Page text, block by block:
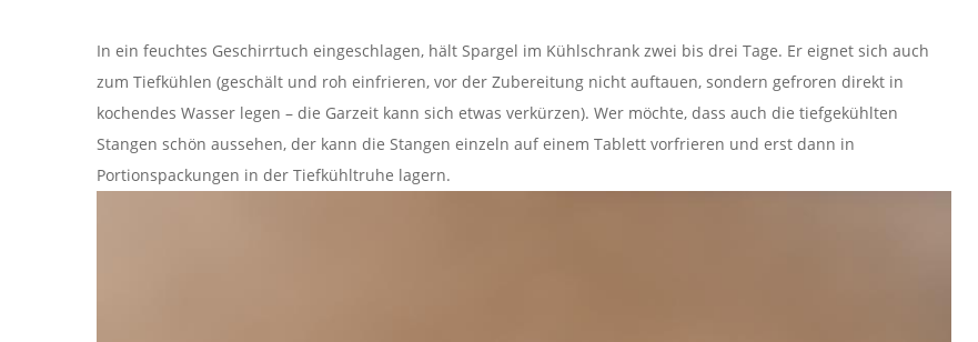
In ein feuchtes Geschirrtuch eingeschlagen, hält Spargel im Kühlschrank zwei bis drei Tage. Er eignet sich auch
zum Tiefkühlen (geschält und roh einfrieren, vor der Zubereitung nicht auftauen, sondern gefroren direkt in
kochendes Wasser legen – die Garzeit kann sich etwas verkürzen). Wer möchte, dass auch die tiefgekühlten
Stangen schön aussehen, der kann die Stangen einzeln auf einem Tablett vorfrieren und erst dann in
Portionspackungen in der Tiefkühltruhe lagern.